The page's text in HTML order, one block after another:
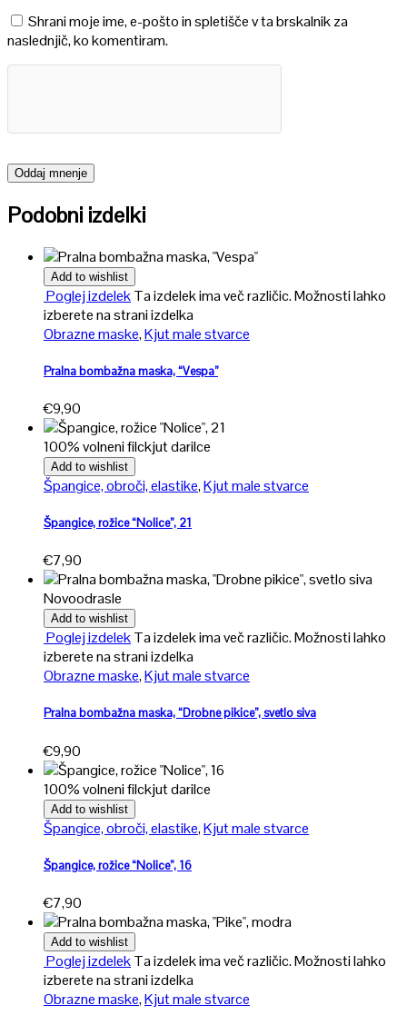
Shrani moje ime, e-pošto in spletišče v ta brskalnik za
naslednjič, ko komentiram.
Podobni izdelki
Add to wishlist
Poglej izdelekTa izdelek ima več različic. Možnosti lahko
izberete na strani izdelka
Obrazne maske,Kjut male stvarce
Pralna bombažna maska, “Vespa”
€9,90
100% volneni filckjut darilce
Add to wishlist
Špangice, obroči, elastike,Kjut male stvarce
Špangice, rožice “Nolice”, 21
€7,90
Novoodrasle
Add to wishlist
Poglej izdelekTa izdelek ima več različic. Možnosti lahko
izberete na strani izdelka
Obrazne maske,Kjut male stvarce
Pralna bombažna maska, “Drobne pikice”, svetlo siva
€9,90
100% volneni filckjut darilce
Add to wishlist
Špangice, obroči, elastike,Kjut male stvarce
Špangice, rožice “Nolice”, 16
€7,90
Add to wishlist
Poglej izdelekTa izdelek ima več različic. Možnosti lahko
izberete na strani izdelka
Obrazne maske,Kjut male stvarce